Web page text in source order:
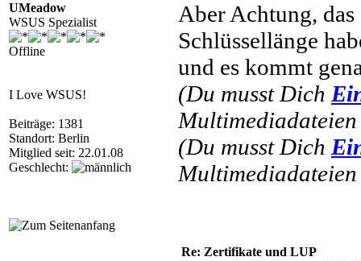
UMeadow
WSUS Spezialist
Offline
I Love WSUS!
Beiträge: 1381
Standort: Berlin
Mitglied seit: 22.01.08
Geschlecht:
Aber Achtung,
Schlüssellänge
und es kommt
(Du musst Dich
(Du musst Dich
Re: Zertifikate und LUP